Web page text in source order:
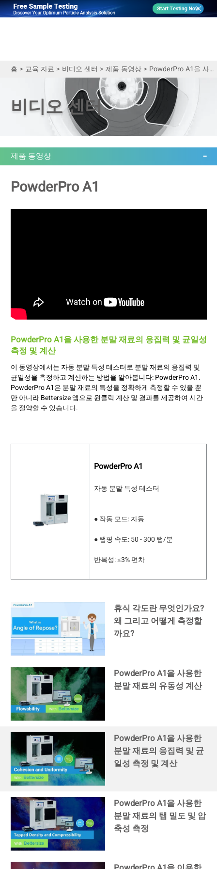
홈 > 교육 자료 > 비디오 센터 > 제품 동영상> PowderPro A1을 사용한 분말 재료의 응집력 및 균일성 측정 및 계산
비디오 센터
제품 동영상
PowderPro A1
PowderPro A1을 사용한 분말 재료의 응집력 및 균일성
측정 및 계산
이 동영상에서는 자동 분말 특성 테스터로 분말 재료의 응집력 및
균일성을 측정하고 계산하는 방법을 알아봅니다: PowderPro A1.
PowderPro A1은 분말 재료의 특성을 정확하게 측정할 수 있을 뿐
만 아니라 Bettersize 앱으로 원클릭 계산 및 결과를 제공하여 시간
을 절약할 수 있습니다.
PowderPro A1
자동 분말 특성 테스터
● 작동 모드: 자동
● 탭핑 속도: 50 - 300 탭/분
반복성: ≤3% 편차
휴식 각도란 무엇인가요?
왜 그리고 어떻게 측정할
까요?
PowderPro A1을 사용한
분말 재료의 유동성 계산
PowderPro A1을 사용한
분말 재료의 응집력 및 균
일성 측정 및 계산
PowderPro A1을 사용한
분말 재료의 탭 밀도 및 압
축성 측정